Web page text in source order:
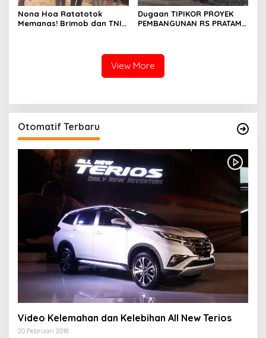
Nona Hoa Ratatotok
Memanas! Brimob dan TNI
Dugaan TIPIKOR PROYEK
PEMBANGUNAN RS PRATAMA
View More
Otomatif Terbaru
Video Kelemahan dan Kelebihan All New Terios
20 Februari 2018